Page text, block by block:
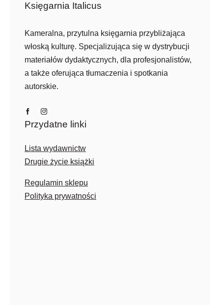
Księgarnia Italicus
Kameralna, przytulna księgarnia przybliżająca
włoską kulturę. Specjalizująca się w dystrybucji
materiałów dydaktycznych, dla profesjonalistów,
a także oferująca tłumaczenia i spotkania
autorskie.
Przydatne linki
Lista wydawnictw
Drugie życie książki
Regulamin sklepu
Polityka prywatności